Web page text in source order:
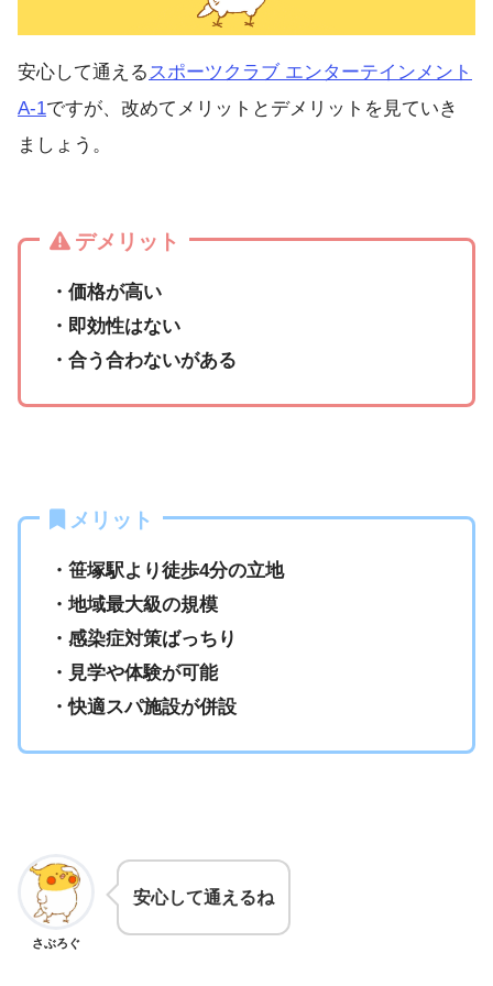
安心して通えるスポーツクラブ エンターテインメント
A-1ですが、改めてメリットとデメリットを見ていき
ましょう。
デメリット
・価格が高い
・即効性はない
・合う合わないがある
メリット
・笹塚駅より徒歩4分の立地
・地域最大級の規模
・感染症対策ばっちり
・見学や体験が可能
・快適スパ施設が併設
さぶろぐ
安心して通えるね